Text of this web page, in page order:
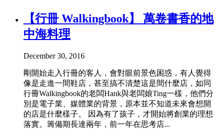
【行冊 Walkingbook】 萬卷書香的地
中海料理
December 30, 2016
剛開始走入行冊的客人，會對眼前景色困惑，有人覺得
像是走進一間鞋店，甚至搞不清楚這是間什麼店，如同
行冊Walkingbook的老闆Hank與老闆娘Ting一樣，他們分
別是電子業、媒體業的背景，原本並不知道未來會想開
的店是什麼樣子。 因為有了孩子，才開始將創業的理想
落實。籌備期長達兩年，前一年在思考店...